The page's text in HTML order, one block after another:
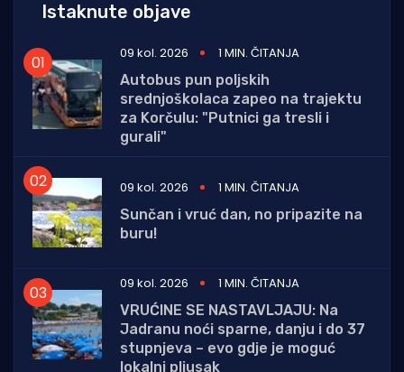
Istaknute objave
09 kol. 2026
1 MIN. ČITANJA
Autobus pun poljskih
srednjoškolaca zapeo na trajektu
za Korčulu: "Putnici ga tresli i
gurali"
09 kol. 2026
1 MIN. ČITANJA
Sunčan i vruć dan, no pripazite na
buru!
09 kol. 2026
1 MIN. ČITANJA
VRUĆINE SE NASTAVLJAJU: Na
Jadranu noći sparne, danju i do 37
stupnjeva – evo gdje je moguć
lokalni pljusak